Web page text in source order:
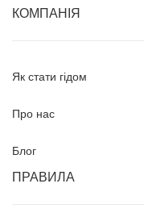
КОМПАНІЯ
Як стати гідом
Про нас
Блог
ПРАВИЛА